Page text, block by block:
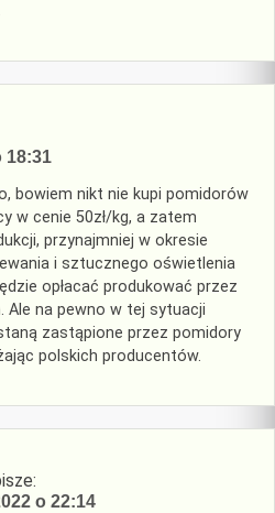
18:31
bowiem nikt nie kupi pomidorów
w cenie 50zł/kg, a zatem
przynajmniej w okresie
i sztucznego oświetlenia
opłacać produkować przez
Ale na pewno w tej sytuacji
zastąpione przez pomidory
polskich producentów.
o 22:14